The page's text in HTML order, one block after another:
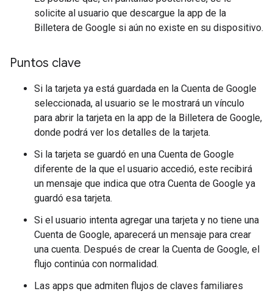
solicite al usuario que descargue la app de la
Billetera de Google si aún no existe en su dispositivo.
Puntos clave
Si la tarjeta ya está guardada en la Cuenta de Google
seleccionada, al usuario se le mostrará un vínculo
para abrir la tarjeta en la app de la Billetera de Google,
donde podrá ver los detalles de la tarjeta.
Si la tarjeta se guardó en una Cuenta de Google
diferente de la que el usuario accedió, este recibirá
un mensaje que indica que otra Cuenta de Google ya
guardó esa tarjeta.
Si el usuario intenta agregar una tarjeta y no tiene una
Cuenta de Google, aparecerá un mensaje para crear
una cuenta. Después de crear la Cuenta de Google, el
flujo continúa con normalidad.
Las apps que admiten flujos de claves familiares